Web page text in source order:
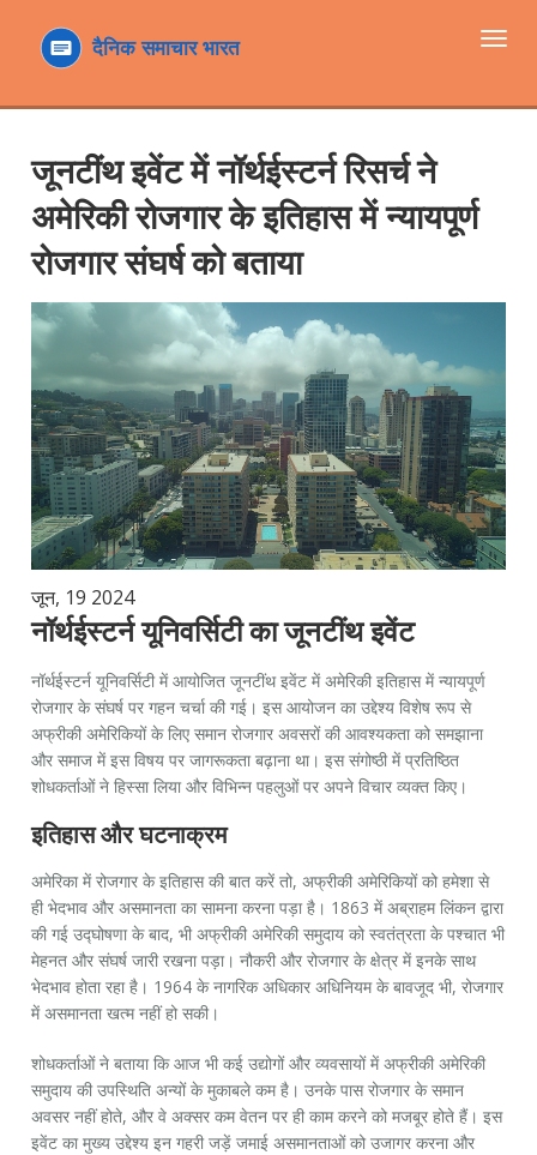
टॉगल
जूनटींथ इवेंट में नॉर्थईस्टर्न रिसर्च ने
अमेरिकी रोजगार के इतिहास में न्यायपूर्ण
रोजगार संघर्ष को बताया
जून, 19 2024
नॉर्थईस्टर्न यूनिवर्सिटी का जूनटींथ इवेंट
नॉर्थईस्टर्न यूनिवर्सिटी में आयोजित जूनटींथ इवेंट में अमेरिकी इतिहास में न्यायपूर्ण
रोजगार के संघर्ष पर गहन चर्चा की गई। इस आयोजन का उद्देश्य विशेष रूप से
अफ्रीकी अमेरिकियों के लिए समान रोजगार अवसरों की आवश्यकता को समझाना
और समाज में इस विषय पर जागरूकता बढ़ाना था। इस संगोष्ठी में प्रतिष्ठित
शोधकर्ताओं ने हिस्सा लिया और विभिन्न पहलुओं पर अपने विचार व्यक्त किए।
इतिहास और घटनाक्रम
अमेरिका में रोजगार के इतिहास की बात करें तो, अफ्रीकी अमेरिकियों को हमेशा से
ही भेदभाव और असमानता का सामना करना पड़ा है। 1863 में अब्राहम लिंकन द्वारा
की गई उद्घोषणा के बाद, भी अफ्रीकी अमेरिकी समुदाय को स्वतंत्रता के पश्चात भी
मेहनत और संघर्ष जारी रखना पड़ा। नौकरी और रोजगार के क्षेत्र में इनके साथ
भेदभाव होता रहा है। 1964 के नागरिक अधिकार अधिनियम के बावजूद भी, रोजगार
में असमानता खत्म नहीं हो सकी।
शोधकर्ताओं ने बताया कि आज भी कई उद्योगों और व्यवसायों में अफ्रीकी अमेरिकी
समुदाय की उपस्थिति अन्यों के मुकाबले कम है। उनके पास रोजगार के समान
अवसर नहीं होते, और वे अक्सर कम वेतन पर ही काम करने को मजबूर होते हैं। इस
इवेंट का मुख्य उद्देश्य इन गहरी जड़ें जमाई असमानताओं को उजागर करना और